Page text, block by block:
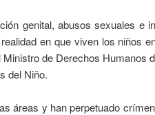
genital, abusos sexuales e
en que viven los niños
de Derechos Humanos
del Niño.
áreas y han perpetuado